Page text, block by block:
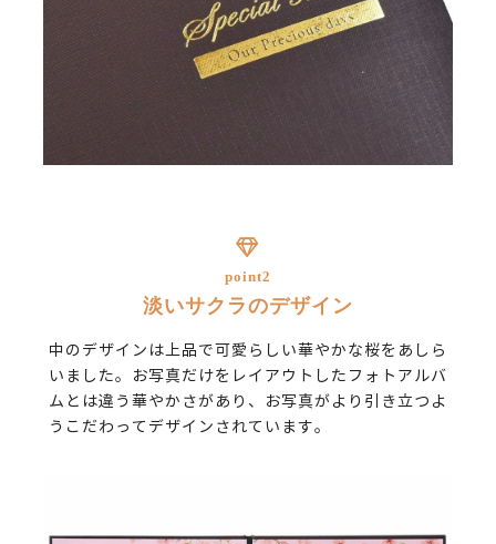
point2
淡いサクラのデザイン
中のデザインは上品で可愛らしい華やかな桜をあしら
いました。お写真だけをレイアウトしたフォトアルバ
ムとは違う華やかさがあり、お写真がより引き立つよ
うこだわってデザインされています。